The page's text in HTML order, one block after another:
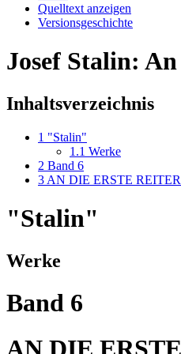
Quelltext anzeigen
Versionsgeschichte
Josef Stalin:
Inhaltsverzeichnis
1 "Stalin"
1.1 Werke
2 Band 6
3 AN DIE ERSTE
"Stalin"
Werke
Band 6